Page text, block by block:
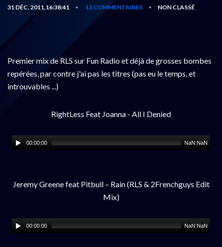
31 DÉC, 2011,16:38:41 • 11 COMMENTAIRES • NON CLASSÉ
Premier mix de RLS sur Fun Radio et déjà de grosses bombes
repérées, par contre j'ai pas les titres (pas eu le temps, et
introuvables ...)
RightLess Feat Joanna - All I Denied
00:00:00 NaN:NaN
Jeremy Greene feat Pitbull – Rain (RLS & 2Frenchguys Edit
Mix)
00:00:00 NaN:NaN